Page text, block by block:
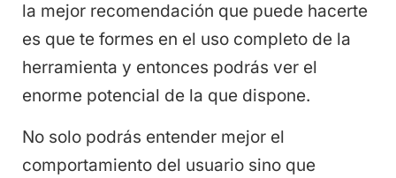
la mejor recomendación que puede hacerte
es que te formes en el uso completo de la
herramienta y entonces podrás ver el
enorme potencial de la que dispone.
No solo podrás entender mejor el
comportamiento del usuario sino que